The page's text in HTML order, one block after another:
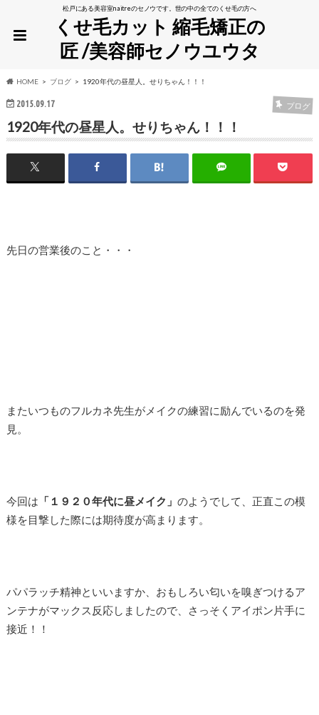
松戸にある美容室naitreのセノウです。世の中の全てのくせ毛の方へ
くせ毛カット 縮毛矯正の
匠 /美容師セノウユウタ
HOME ブログ 1920年代の昼星人。せりちゃん！！！
2015.09.17 ブログ
1920年代の昼星人。せりちゃん！！！
先日の営業後のこと・・・
またいつものフルカネ先生がメイクの練習に励んでいるのを発
見。
今回は 「１９２０年代に昼メイク」 のようでして、正直この模
様を目撃した際には期待度が高まります。
パパラッチ精神といいますか、おもしろい匂いを嗅ぎつけるア
ンテナがマックス反応しましたので、さっそくアイポン片手に
接近！！